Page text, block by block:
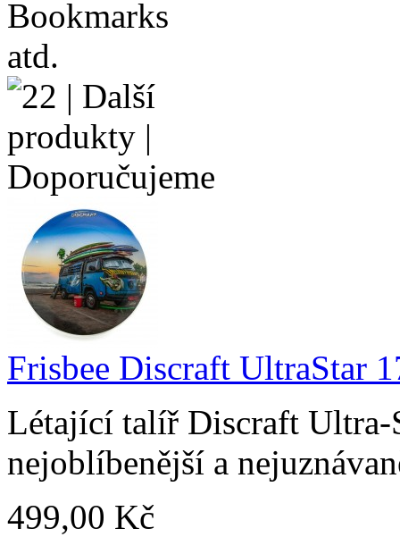
Frisbee Discraft UltraStar
Létající talíř Discraft Ultra-
nejoblíbenější a
499,00 Kč